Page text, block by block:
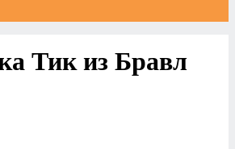
Тик из Бравл